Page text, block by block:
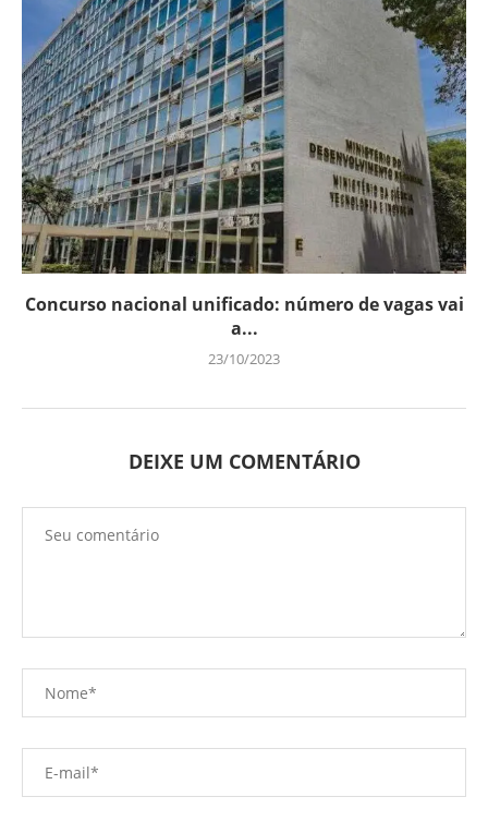
Concurso nacional unificado: número de vagas vai
a...
23/10/2023
DEIXE UM COMENTÁRIO